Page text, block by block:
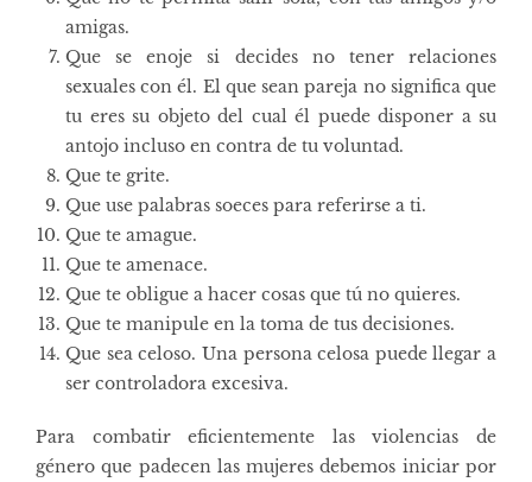
amigas.
Que se enoje si decides no tener relaciones
sexuales con él. El que sean pareja no significa que
tu eres su objeto del cual él puede disponer a su
antojo incluso en contra de tu voluntad.
Que te grite.
Que use palabras soeces para referirse a ti.
Que te amague.
Que te amenace.
Que te obligue a hacer cosas que tú no quieres.
Que te manipule en la toma de tus decisiones.
Que sea celoso. Una persona celosa puede llegar a
ser controladora excesiva.
Para combatir eficientemente las violencias de
género que padecen las mujeres debemos iniciar por